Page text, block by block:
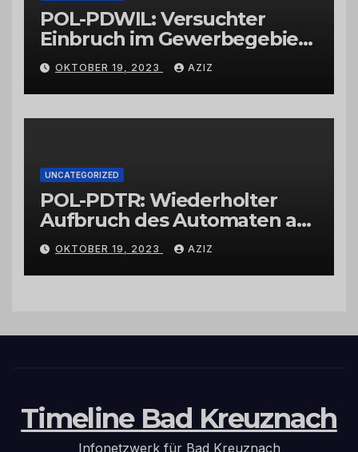
POL-PDWIL: Versuchter
Einbruch im Gewerbegebiet
Wittlich
OKTOBER 19, 2023 AZIZ
UNCATEGORIZED
POL-PDTR: Wiederholter
Aufbruch des Automaten am
Wohnmobilstellplatz in
Hermeskeil am Labachweg
OKTOBER 19, 2023 AZIZ
Timeline Bad Kreuznach
Infonetzwerk für Bad Kreuznach